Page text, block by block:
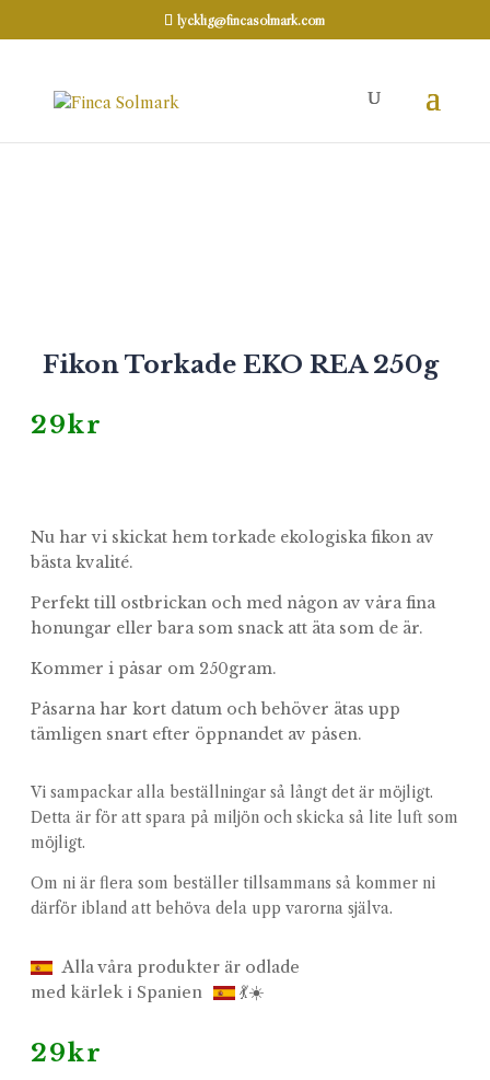
lycklig@fincasolmark.com
Hem REA
Fikon Torkade EKO REA 250g
29kr
Nu har vi skickat hem torkade ekologiska fikon av
bästa kvalité.
Perfekt till ostbrickan och med någon av våra fina
honungar eller bara som snack att äta som de är.
Kommer i påsar om 250gram.
Påsarna har kort datum och behöver ätas upp
tämligen snart efter öppnandet av påsen.
Vi sampackar alla beställningar så långt det är möjligt.
Detta är för att spara på miljön och skicka så lite luft som
möjligt.
Om ni är flera som beställer tillsammans så kommer ni
därför ibland att behöva dela upp varorna själva.
Alla våra produkter är odlade
med kärlek i Spanien
💃☀️
29kr